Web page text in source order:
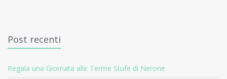
Post recenti
Regala una Giornata alle Terme Stufe di Nerone